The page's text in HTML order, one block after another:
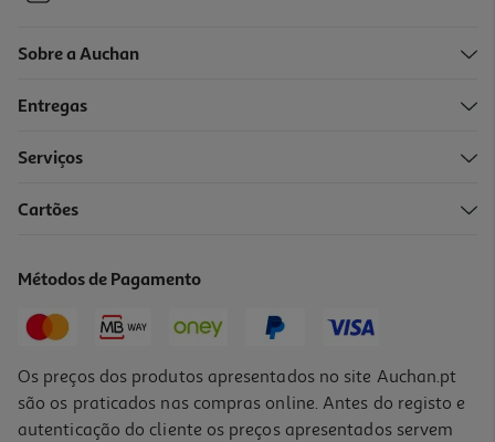
Sobre a Auchan
Entregas
Serviços
Cartões
Métodos de Pagamento
Os preços dos produtos apresentados no site Auchan.pt
são os praticados nas compras online. Antes do registo e
autenticação do cliente os preços apresentados servem